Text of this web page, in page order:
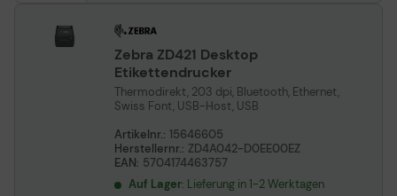
Zebra ZD421 Desktop
Etikettendrucker
Thermodirekt, 203 dpi, Bluetooth, Ethernet,
Swiss Font, USB-Host, USB
Artikelnr.: 15646605
Herstellernr.: ZD4A042-D0EE00EZ
EAN: 5704174463757
Auf Lager: Lieferung in 1-2 Werktagen